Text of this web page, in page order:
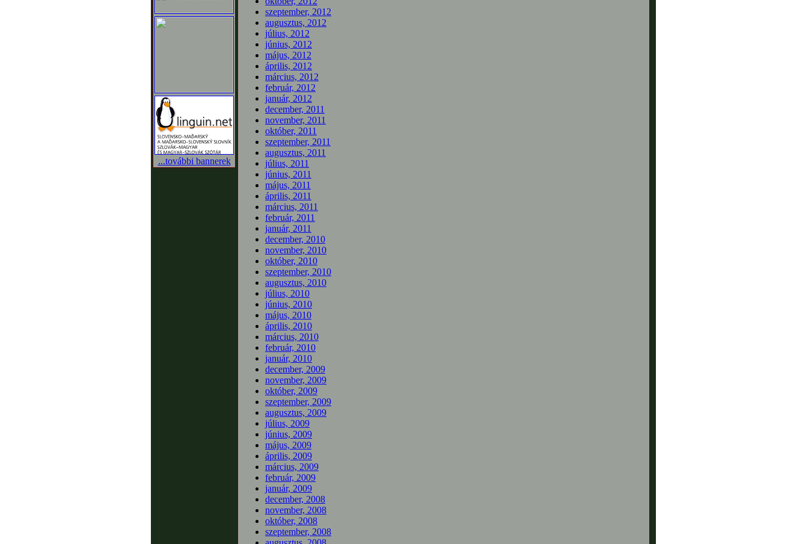
...további bannerek
szeptember, 2012
augusztus, 2012
július, 2012
június, 2012
május, 2012
április, 2012
március, 2012
február, 2012
január, 2012
december, 2011
november, 2011
október, 2011
szeptember, 2011
augusztus, 2011
július, 2011
június, 2011
május, 2011
április, 2011
március, 2011
február, 2011
január, 2011
december, 2010
november, 2010
október, 2010
szeptember, 2010
augusztus, 2010
július, 2010
június, 2010
május, 2010
április, 2010
március, 2010
február, 2010
január, 2010
december, 2009
november, 2009
október, 2009
szeptember, 2009
augusztus, 2009
július, 2009
június, 2009
május, 2009
április, 2009
március, 2009
február, 2009
január, 2009
december, 2008
november, 2008
október, 2008
szeptember, 2008